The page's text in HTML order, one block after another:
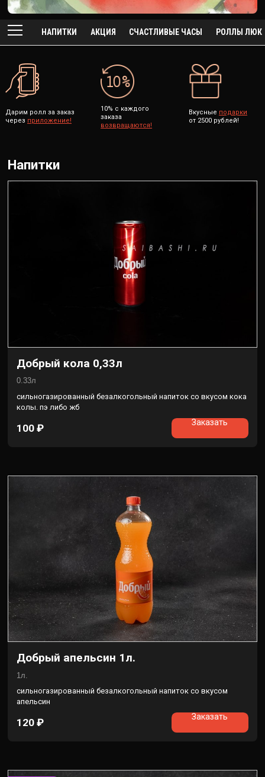
НАПИТКИ АКЦИЯ СЧАСТЛИВЫЕ ЧАСЫ РОЛЛЫ
Дарим ролл за заказ
через приложение!
10% с каждого
заказа
возвращаются!
Вкусные подарки
от 2500 рублей!
Напитки
Добрый кола 0,33л
0.33л
сильногазированный безалкогольный напиток со вкусом кока
колы. пэ либо жб
100 ₽ Заказать
Добрый апельсин 1л.
1л.
сильногазированный безалкогольный напиток со вкусом
апельсин
120 ₽ Заказать